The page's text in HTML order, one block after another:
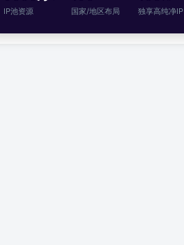
IP池资源 国家/地区布局 独享高纯净IP